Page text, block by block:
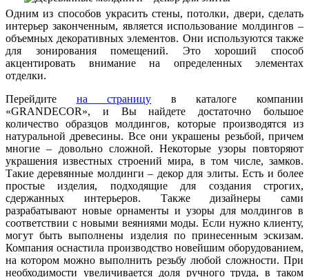
Одним из способов украсить стены, потолки, двери, сделать
интерьер законченным, является использование молдингов –
объемных декоративных элементов. Они используются также
для зонирования помещений. Это хороший способ
акцентировать внимание на определенных элементах
отделки.
Перейдите на страницу в каталоге компании
«GRANDECOR», и Вы найдете достаточно большое
количество образцов молдингов, которые производятся из
натуральной древесины. Все они украшены резьбой, причем
многие – довольно сложной. Некоторые узоры повторяют
украшения известных строений мира, в том числе, замков.
Такие деревянные молдинги – декор для элиты. Есть и более
простые изделия, подходящие для создания строгих,
сдержанных интерьеров. Также дизайнеры сами
разрабатывают новые орнаменты и узоры для молдингов в
соответствии с новыми веяниями моды. Если нужно клиенту,
могут быть выполнены изделия по принесенным эскизам.
Компания оснастила производство новейшим оборудованием,
на котором можно выполнить резьбу любой сложности. При
необходимости увеличивается доля ручного труда, в таком